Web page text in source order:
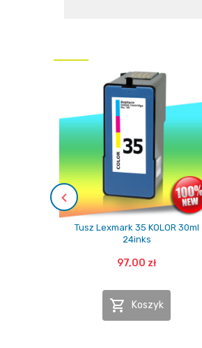
Tusz Lexmark 35 KOLOR 30ml
24inks
97,00 zł
 Koszyk